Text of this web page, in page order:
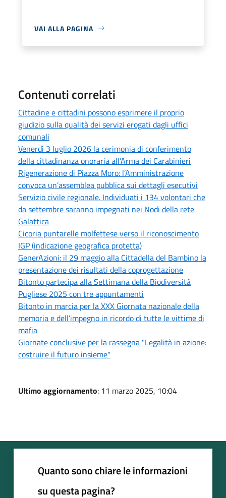
VAI ALLA PAGINA
Contenuti correlati
Cittadine e cittadini possono esprimere il proprio
giudizio sulla qualità dei servizi erogati dagli uffici
comunali
Venerdì 3 luglio 2026 la cerimonia di conferimento
della cittadinanza onoraria all’Arma dei Carabinieri
Rigenerazione di Piazza Moro: l’Amministrazione
convoca un’assemblea pubblica sui dettagli esecutivi
Servizio civile regionale. Individuati i 134 volontari che
da settembre saranno impegnati nei Nodi della rete
Galattica
Cicoria puntarelle molfettese verso il riconoscimento
IGP (indicazione geografica protetta)
GenerAzioni: il 29 maggio alla Cittadella del Bambino la
presentazione dei risultati della coprogettazione
Bitonto partecipa alla Settimana della Biodiversità
Pugliese 2025 con tre appuntamenti
Bitonto in marcia per la XXX Giornata nazionale della
memoria e dell’impegno in ricordo di tutte le vittime di
mafia
Giornate conclusive per la rassegna "Legalità in azione:
costruire il futuro insieme"
Ultimo aggiornamento: 11 marzo 2025, 10:04
Quanto sono chiare le informazioni
su questa pagina?